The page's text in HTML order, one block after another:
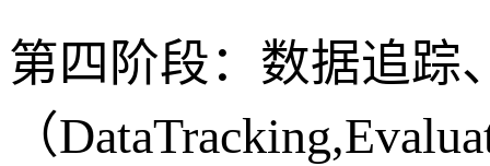
第四阶段：数据追踪
（